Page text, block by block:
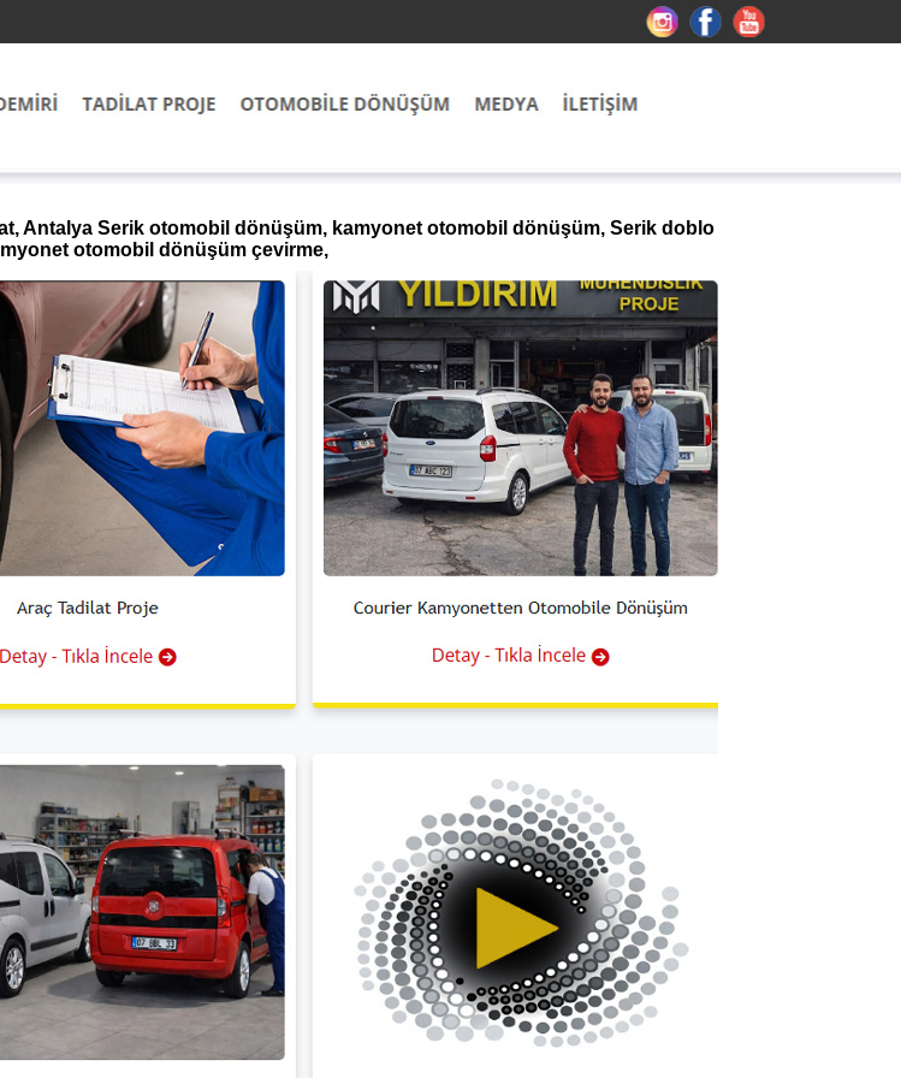
Antalya Serik otomobil dönüşüm, kamyonet otomobil dönüşüm, Serik doblo
otomobil dönüşüm çevirme,